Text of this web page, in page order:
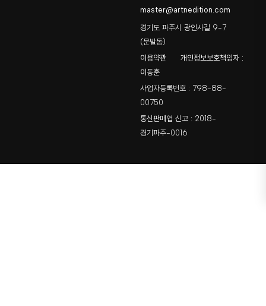
master@artnedition.com
경기도 파주시 광인사길 9-7
(문발동)
이용약관
개인정보보호책임자 :
이동훈
사업자등록번호 : 798-88-
00750
통신판매업 신고 : 2018-
경기파주-0016